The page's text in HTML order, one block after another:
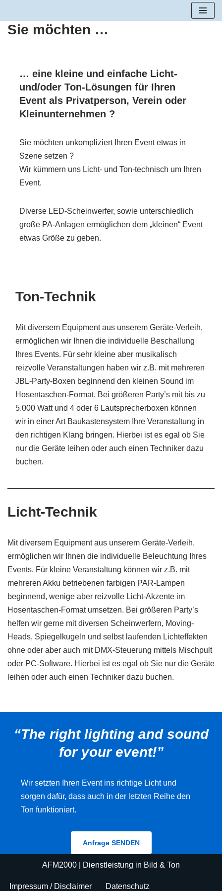
Zum
Sie möchten …
… eine kleine und einfache Licht-
und/oder Ton-Lösungen für Ihren
Event als Privatperson, Verein oder
Kleinunternehmen ?
Sie möchten unkompliziert Ihren Event etwas in
Szene setzen ?
Wir kümmern uns Licht- und Ton-technisch um Ihren
Event.
Diverse LED-Scheinwerfer, sowie unterschiedlich
große PA-Anlagen ermöglichen dem „kleinen“ Event
etwas Größe zu geben.
Ton-Technik
Mit diversem Equipment aus unserem Geräte-Verleih,
ermöglichen wir Ihnen die individuelle Beschallung
Ihres Events. Für sehr kleine aber musikalisch
reizvolle Veranstaltungen haben wir z.B. mit mehreren
JBL-Party-Boxen beginnend den kleinen Sound im
Hosentaschen-Format. Bei größeren Party’s mit bis zu
5.000 Watt und 4 oder 6 Lautsprecherboxen können
wir in einer Art Baukastensystem Ihre Veranstaltung in
den richtigen Klang bringen. Hierbei ist es egal ob Sie
nur die Geräte leihen oder auch einen Techniker dazu
buchen.
Licht-Technik
Mit diversem Equipment aus unserem Geräte-Verleih,
ermöglichen wir Ihnen die individuelle Beleuchtung Ihres
Events. Für kleine Veranstaltung können wir z.B. mit
mehreren Akku betriebenen farbigen PAR-Lampen
beginnend, wenige aber reizvolle Licht-Akzente im
Hosentaschen-Format umsetzen. Bei größeren Party’s
helfen wir gerne mit diversen Scheinwerfern, Moving-
Heads, Spiegelkugeln und selbst laufenden Lichteffekten
ohne oder aber auch mit DMX-Steuerung mittels Mischpult
oder PC-Software. Hierbei ist es egal ob Sie nur die Geräte
leihen oder auch einen Techniker dazu buchen.
“The right lighting and sound
for your event!”
Wir setzten Ihren Event ins richtige Licht und
sorgen dafür, dass auch in der letzten Reihe den
Ton funktioniert.
Anfrage SENDEN
AFM2000 | Dienstleistung in Bild & Ton
Impressum / Disclaimer Datenschutz